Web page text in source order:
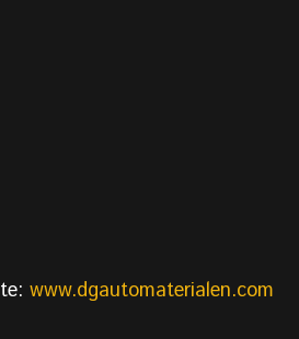
www.dgautomaterialen.com